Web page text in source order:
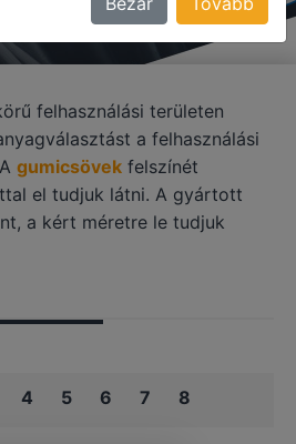
felhasználási területen
a felhasználási
gumicsövek felszínét
el tudjuk látni. A gyártott
a kért méretre le tudjuk
4 5 6 7 8